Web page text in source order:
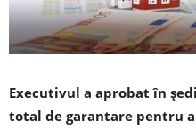
Executivul a aprobat în
total de garantare pentru